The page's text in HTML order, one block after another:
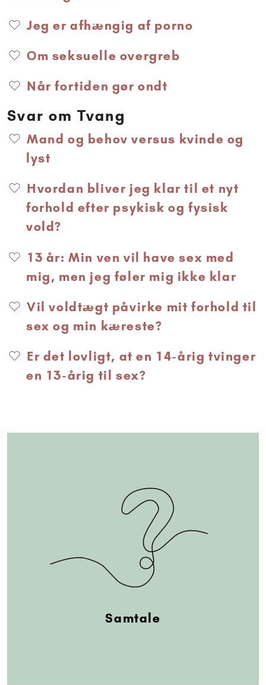
Jeg er afhængig af porno
Om seksuelle overgreb
Når fortiden gør ondt
Svar om Tvang
Mand og behov versus kvinde og
lyst
Hvordan bliver jeg klar til et nyt
forhold efter psykisk og fysisk
vold?
13 år: Min ven vil have sex med
mig, men jeg føler mig ikke klar
Vil voldtægt påvirke mit forhold til
sex og min kæreste?
Er det lovligt, at en 14-årig tvinger
en 13-årig til sex?
Samtale